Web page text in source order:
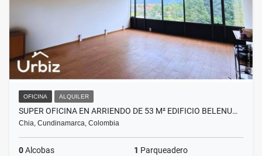
OFICINA ALQUILER
SUPER OFICINA EN ARRIENDO DE 53 M² EDIFICIO BELENU…
Chia, Cundinamarca, Colombia
0Alcobas 1 Parqueadero